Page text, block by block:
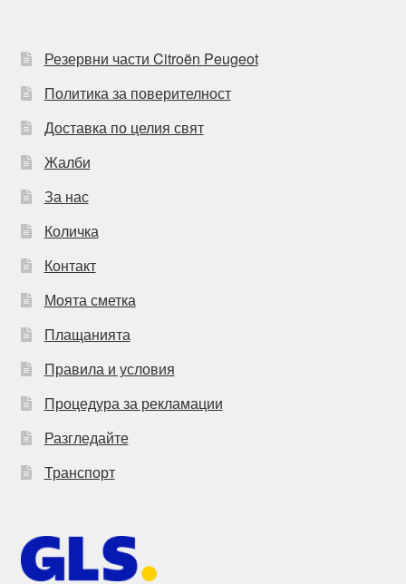
Резервни части Citroën Peugeot
Политика за поверителност
Доставка по целия свят
Жалби
За нас
Количка
Контакт
Моята сметка
Плащанията
Правила и условия
Процедура за рекламации
Разгледайте
Транспорт